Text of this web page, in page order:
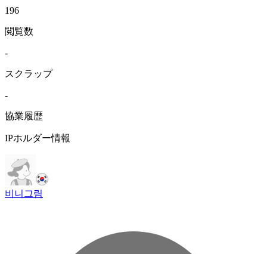
196
閲覧数
-
スクラップ
-
協業履歴
IPホルダー情報
비니그림